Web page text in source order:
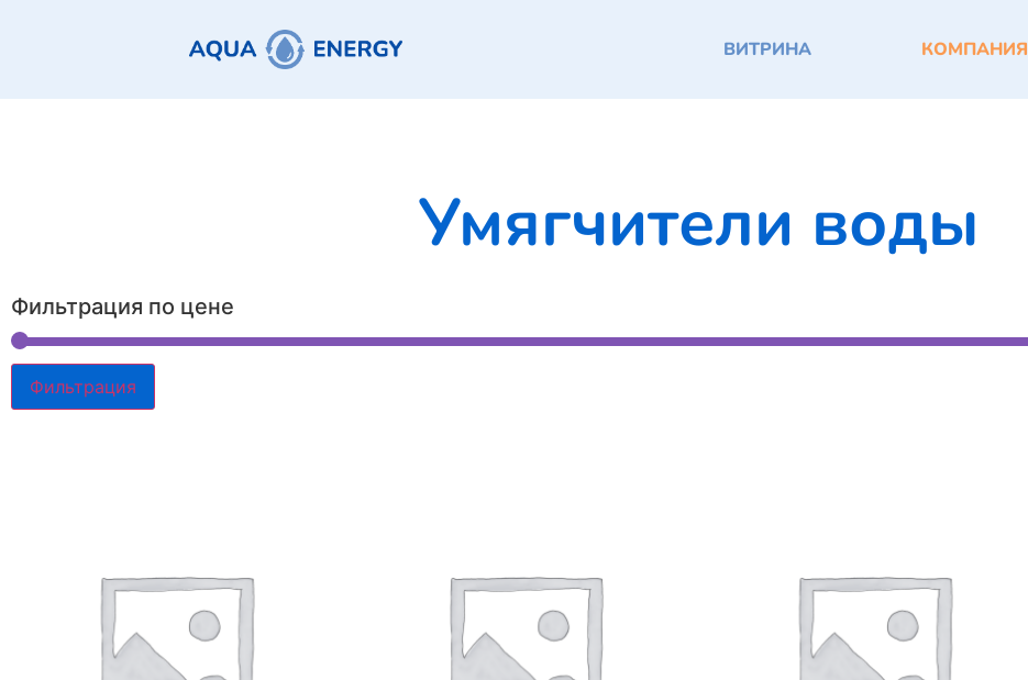
ВИТРИНА КОМПАНИЯ
Умягчители воды
Фильтрация по цене
Фильтрация